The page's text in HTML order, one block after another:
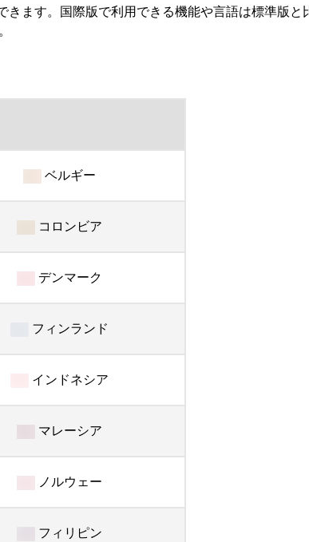
ます。国際版で利用できる機能や言語は標準版
ベルギー
コロンビア
デンマーク
フィンランド
インドネシア
マレーシア
ノルウェー
フィリピン